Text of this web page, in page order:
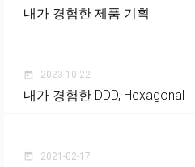
내가 경험한 제품 기획
today 2023-10-22
내가 경험한 DDD, Hexagonal
today 2021-02-17